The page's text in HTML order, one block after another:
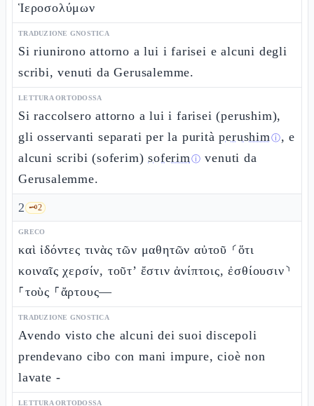
Ἱεροσολύμων
TRADUZIONE GNOSTICA
Si riunirono attorno a lui i farisei e alcuni degli
scribi, venuti da Gerusalemme.
LETTURA ORTODOSSA
Si raccolsero attorno a lui i farisei (perushim),
gli osservanti separati per la puritàperushimⓘ, e
alcuni scribi (soferim)soferimⓘ venuti da
Gerusalemme.
2 🗝️2
GRECO
καὶ ἰδόντες τινὰς τῶν μαθητῶν αὐτοῦ ⸂ὅτι
κοιναῖς χερσίν, τοῦτ’ ἔστιν ἀνίπτοις, ἐσθίουσιν⸃
⸀τοὺς ⸀ἄρτους—
TRADUZIONE GNOSTICA
Avendo visto che alcuni dei suoi discepoli
prendevano cibo con mani impure, cioè non
lavate -
LETTURA ORTODOSSA